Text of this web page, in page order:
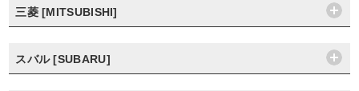
三菱 [MITSUBISHI]
スバル [SUBARU]